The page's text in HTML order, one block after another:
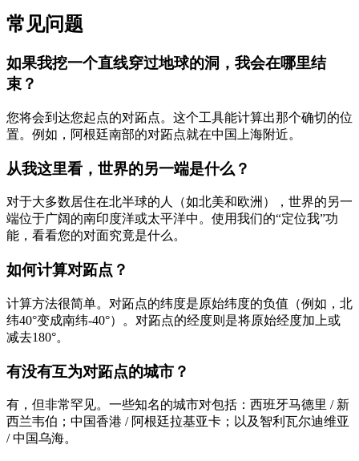
常见问题
如果我挖一个直线穿过地球的洞，我会在哪里结
束？
您将会到达您起点的对跖点。这个工具能计算出那个确切的位
置。例如，阿根廷南部的对跖点就在中国上海附近。
从我这里看，世界的另一端是什么？
对于大多数居住在北半球的人（如北美和欧洲），世界的另一
端位于广阔的南印度洋或太平洋中。使用我们的“定位我”功
能，看看您的对面究竟是什么。
如何计算对跖点？
计算方法很简单。对跖点的纬度是原始纬度的负值（例如，北
纬40°变成南纬-40°）。对跖点的经度则是将原始经度加上或
减去180°。
有没有互为对跖点的城市？
有，但非常罕见。一些知名的城市对包括：西班牙马德里 / 新
西兰韦伯；中国香港 / 阿根廷拉基亚卡；以及智利瓦尔迪维亚
/ 中国乌海。